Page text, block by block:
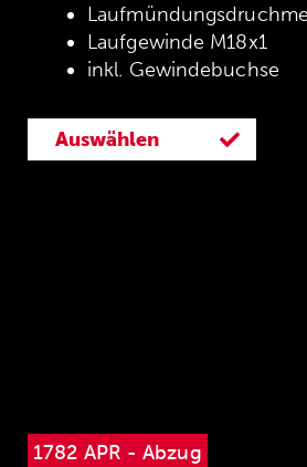
Laufgewinde M18x1
inkl. Gewindebuchse
Auswählen
1782 APR - Abzug